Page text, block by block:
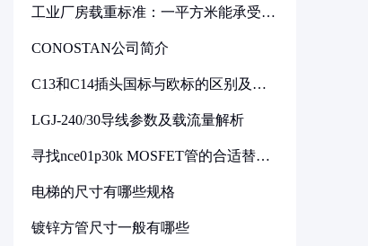
工业厂房载重标准：一平方米能承受多
CONOSTAN公司简介
C13和C14插头国标与欧标的区别及其
LGJ-240/30导线参数及载流量解析
寻找nce01p30k MOSFET管的合适替代
电梯的尺寸有哪些规格
镀锌方管尺寸一般有哪些